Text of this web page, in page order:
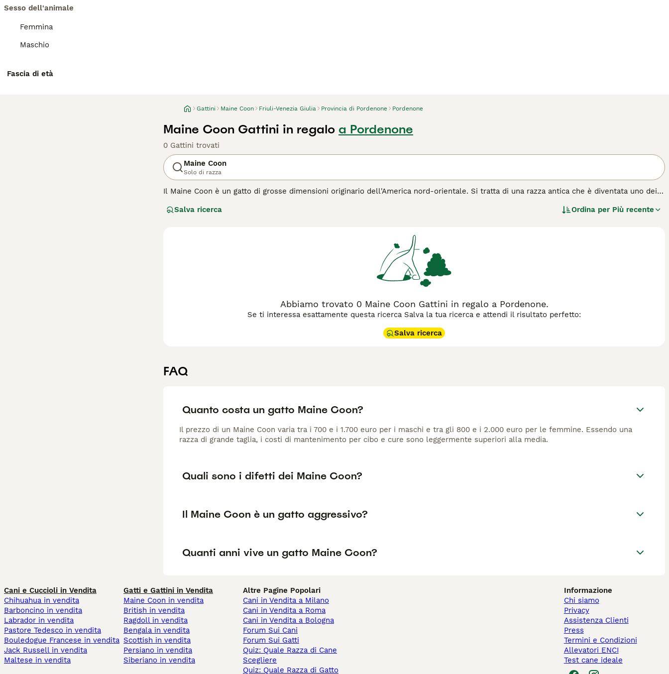
Sesso dell'animale
Femmina
Maschio
Fascia di età
Gattini Maine Coon Friuli-Venezia Giulia Provincia di Pordenone Pordenone
Maine Coon Gattini in regalo a Pordenone
0 Gattini trovati
Maine Coon
Solo di razza
Il Maine Coon è un gatto di grosse dimensioni originario dell'America nord-orientale. Si tratta di una razza antica che è diventata uno dei
all'aspetto affascinante e alla sua natura affettuosa e fedele, lo rende un compagno ideale per la famiglia.
Salva ricerca Ordina per Più recente
Abbiamo trovato 0 Maine Coon Gattini in regalo a Pordenone.
Se ti interessa esattamente questa ricerca Salva la tua ricerca e attendi il risultato perfetto:
Salva ricerca
FAQ
Quanto costa un gatto Maine Coon?
Il prezzo di un Maine Coon varia tra i 700 e i 1.700 euro per i maschi e tra gli 800 e i 2.000 euro per le femmine. Essendo una
razza di grande taglia, i costi di mantenimento per cibo e cure sono leggermente superiori alla media.
Quali sono i difetti dei Maine Coon?
Il Maine Coon è un gatto aggressivo?
Quanti anni vive un gatto Maine Coon?
Cani e Cuccioli in Vendita
Chihuahua in vendita
Barboncino in vendita
Labrador in vendita
Pastore Tedesco in vendita
Bouledogue Francese in vendita
Jack Russell in vendita
Maltese in vendita
Gatti e Gattini in Vendita
Maine Coon in vendita
British in vendita
Ragdoll in vendita
Bengala in vendita
Scottish in vendita
Persiano in vendita
Siberiano in vendita
Altre Pagine Popolari
Cani in Vendita a Milano
Cani in Vendita a Roma
Cani in Vendita a Bologna
Forum Sui Cani
Forum Sui Gatti
Quiz: Quale Razza di Cane
Scegliere
Quiz: Quale Razza di Gatto
Informazione
Chi siamo
Privacy
Assistenza Clienti
Press
Termini e Condizioni
Allevatori ENCI
Test cane ideale